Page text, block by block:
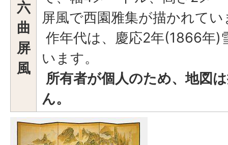
六
曲
屏
風
屏風で西園雅集が描かれてい
作年代は、慶応2年(1866年)
います。
所有者が個人のため、地図
ん。